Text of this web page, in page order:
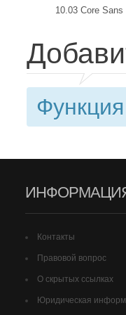
10.03 Core Sans
Контакты
Правовой вопрос
О скрытых ссылках
Юридическая